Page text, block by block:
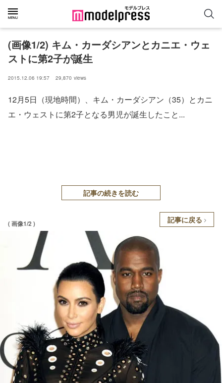
(画像1/2) キム・カーダシアンとカニエ・ウェ
ストに第2子が誕生
2015.12.06 19:57 29,870 views
12月5日（現地時間）、キム・カーダシアン（35）とカニ
エ・ウェストに第2子となる男児が誕生したこと...
記事の続きを読む
( 画像1/2 ) 記事に戻る